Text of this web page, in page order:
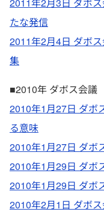
たな発信
2011年2月4日 ダボ
集
■2010年 ダボス会議
2010年1月27日 ダボ
る意味
2010年1月27日 ダボ
2010年1月29日 ダボ
2010年1月29日 ダボ
2010年2月1日 ダボ